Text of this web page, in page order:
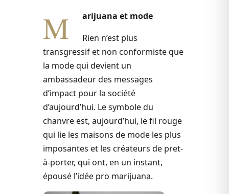
M
arijuana et mode
Rien n’est plus
transgressif et non conformiste que
la mode qui devient un
ambassadeur des messages
d’impact pour la société
d’aujourd’hui. Le symbole du
chanvre est, aujourd’hui, le fil rouge
qui lie les maisons de mode les plus
imposantes et les créateurs de pret-
à-porter, qui ont, en un instant,
épousé l’idée pro marijuana.